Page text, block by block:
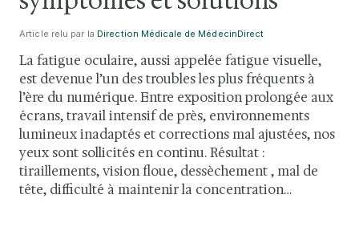
Article relu par la Direction Médicale de MédecinDirect
La fatigue oculaire, aussi appelée fatigue visuelle,
est devenue l’un des troubles les plus fréquents à
l’ère du numérique. Entre exposition prolongée aux
écrans, travail intensif de près, environnements
lumineux inadaptés et corrections mal ajustées, nos
yeux sont sollicités en continu. Résultat :
tiraillements, vision floue, dessèchement , mal de
tête, difficulté à maintenir la concentration…